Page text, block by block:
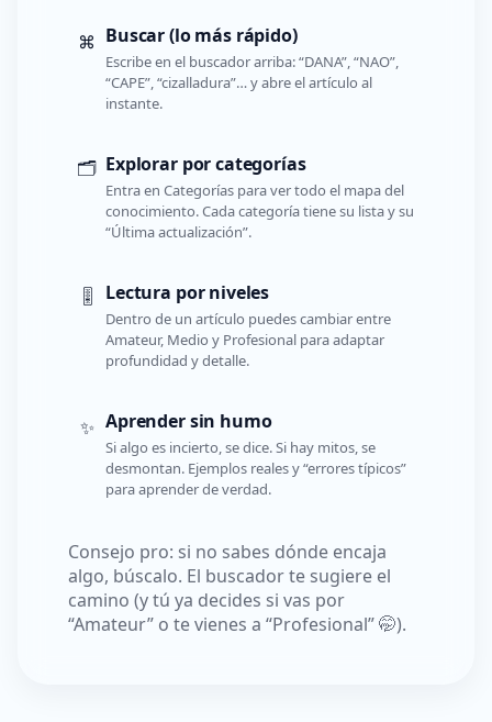
⌘ Buscar (lo más rápido)
Escribe en el buscador arriba: “DANA”, “NAO”,
“CAPE”, “cizalladura”… y abre el artículo al
instante.
🗂️ Explorar por categorías
Entra en Categorías para ver todo el mapa del
conocimiento. Cada categoría tiene su lista y su
“Última actualización”.
🎚️ Lectura por niveles
Dentro de un artículo puedes cambiar entre
Amateur, Medio y Profesional para adaptar
profundidad y detalle.
✨ Aprender sin humo
Si algo es incierto, se dice. Si hay mitos, se
desmontan. Ejemplos reales y “errores típicos”
para aprender de verdad.
Consejo pro: si no sabes dónde encaja
algo, búscalo. El buscador te sugiere el
camino (y tú ya decides si vas por
“Amateur” o te vienes a “Profesional” 🤭).